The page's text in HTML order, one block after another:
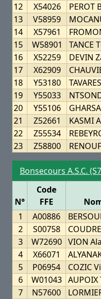
12
X54026 PEROT
13
V58959
14
X57961
15
W58901 TANCE
16
X52259 DEVIN
17
X62909
18
Y53180
19
Y55033
20
Y55106
21
Z52661 KASMI
22
Z55534
23
Z58800
Bonsecours A.S.C.
N°
Code
FFE
1
A00886
2
S00758
3
W72690 VION
4
X66071
5
P06954 COZIC
6
W01043
7
N57600